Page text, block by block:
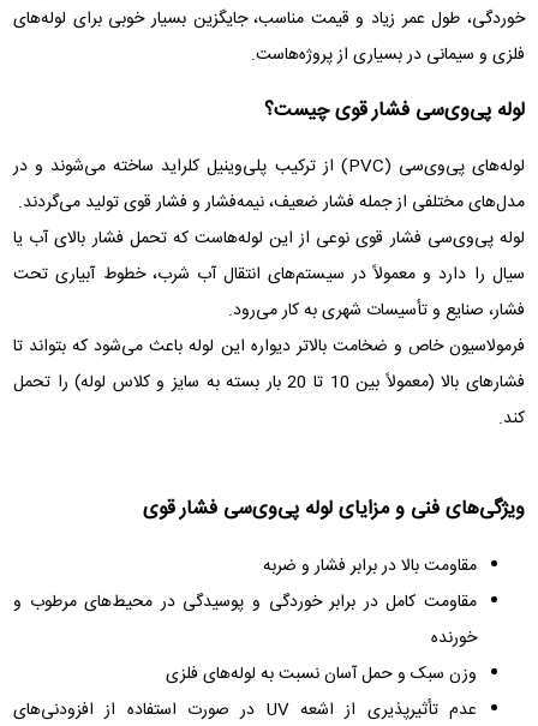
خوردگی، طول عمر زیاد و قیمت مناسب، جایگزین بسیار خوبی برای لوله‌های
فلزی و سیمانی در بسیاری از پروژه‌هاست.
لوله پی‌وی‌سی فشار قوی چیست؟
لوله‌های پی‌وی‌سی (PVC) از ترکیب پلی‌وینیل کلراید ساخته می‌شوند و در
مدل‌های مختلفی از جمله فشار ضعیف، نیمه‌فشار و فشار قوی تولید می‌گردند.
لوله پی‌وی‌سی فشار قوی نوعی از این لوله‌هاست که تحمل فشار بالای آب یا
سیال را دارد و معمولاً در سیستم‌های انتقال آب شرب، خطوط آبیاری تحت
فشار، صنایع و تأسیسات شهری به کار می‌رود.
فرمولاسیون خاص و ضخامت بالاتر دیواره این لوله باعث می‌شود که بتواند تا
فشارهای بالا (معمولاً بین 10 تا 20 بار بسته به سایز و کلاس لوله) را تحمل
کند.
ویژگی‌های فنی و مزایای لوله پی‌وی‌سی فشار قوی
مقاومت بالا در برابر فشار و ضربه
مقاومت کامل در برابر خوردگی و پوسیدگی در محیط‌های مرطوب و
خورنده
وزن سبک و حمل آسان نسبت به لوله‌های فلزی
عدم تأثیرپذیری از اشعه UV در صورت استفاده از افزودنی‌های